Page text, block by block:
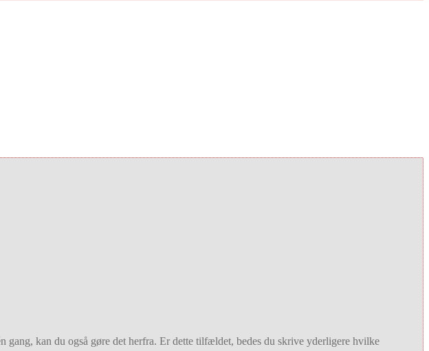
gang, kan du også gøre det herfra. Er dette tilfældet, bedes du skrive yderligere hvilke